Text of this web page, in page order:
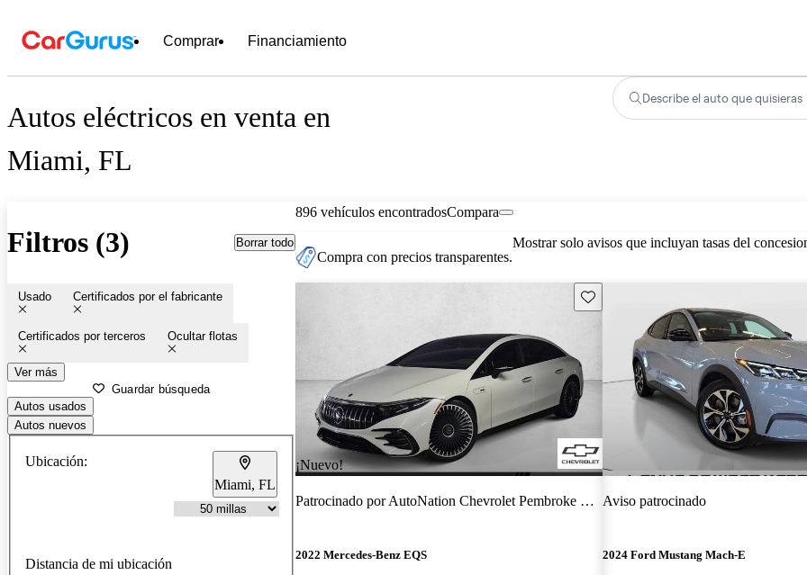
Comprar Financiamiento
Autos eléctricos en venta en
Miami, FL
Describe el auto que quisieras
Filtros (3) Borrar todo
Usado Certificados por el fabricante
Certificados por terceros Ocultar flotas
Ver más
Guardar búsqueda
Autos usados
Autos nuevos
Ubicación:
Miami, FL
Distancia de mi ubicación
896 vehículos encontradosCompara
Compra con precios transparentes.
Mostrar solo avisos que incluyan tasas del
¡Nuevo!
Guarda este Aviso
Patrocinado porAutoNation Chevrolet Pembroke Pines
2022 Mercedes-Benz EQS
Aviso patrocinado
2024 Ford Mustang Mach-E